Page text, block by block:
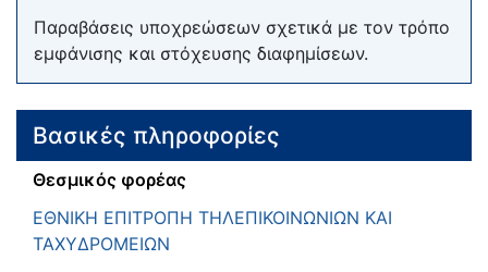
Παραβάσεις υποχρεώσεων σχετικά με τον τρόπο
εμφάνισης και στόχευσης διαφημίσεων.
Βασικές πληροφορίες
Θεσμικός φορέας
ΕΘΝΙΚΗ ΕΠΙΤΡΟΠΗ ΤΗΛΕΠΙΚΟΙΝΩΝΙΩΝ ΚΑΙ
ΤΑΧΥΔΡΟΜΕΙΩΝ